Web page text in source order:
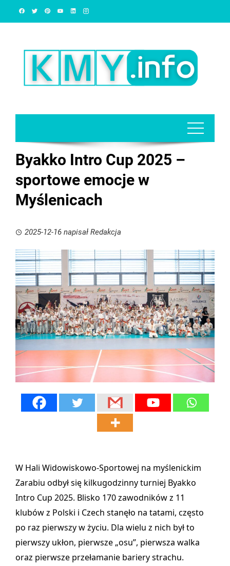
Byakko Intro Cup 2025 –
sportowe emocje w
Myślenicach
2025-12-16 napisał Redakcja
W Hali Widowiskowo-Sportowej na myślenickim
Zarabiu odbył się kilkugodzinny turniej Byakko
Intro Cup 2025. Blisko 170 zawodników z 11
klubów z Polski i Czech stanęło na tatami, często
po raz pierwszy w życiu. Dla wielu z nich był to
pierwszy ukłon, pierwsze „osu”, pierwsza walka
oraz pierwsze przełamanie bariery strachu.